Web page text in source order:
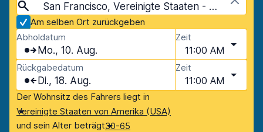
San Francisco, Vereinigte Staaten - Kalifornien
Am selben Ort zurückgeben
Abholdatum
Mo., 10. Aug.
Zeit
11:00 AM
Rückgabedatum
Di., 18. Aug.
Zeit
11:00 AM
Der Wohnsitz des Fahrers liegt in
Vereinigte Staaten von Amerika (USA)
und sein Alter beträgt30-65